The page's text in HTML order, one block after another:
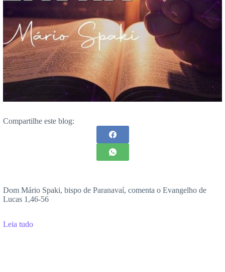
Compartilhe este blog:
Dom Mário Spaki, bispo de Paranavaí, comenta o Evangelho de
Lucas 1,46-56
Leia tudo